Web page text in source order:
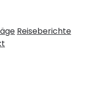
Reiseberichte